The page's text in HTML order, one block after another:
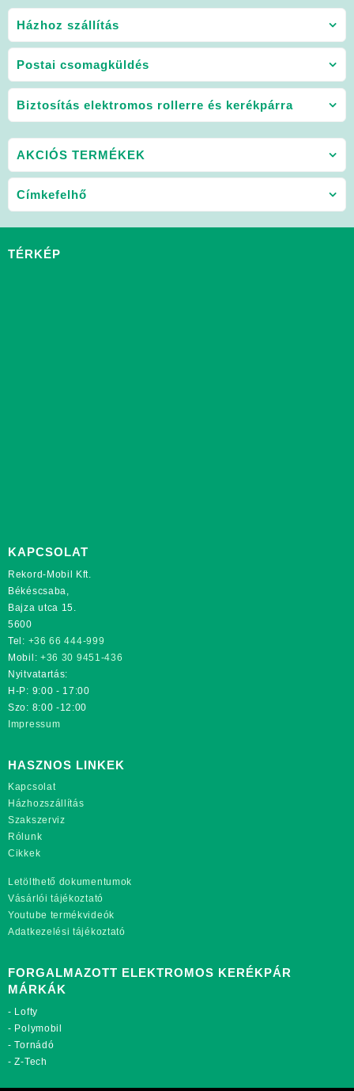
Házhoz szállítás
Postai csomagküldés
Biztosítás elektromos rollerre és kerékpárra
AKCIÓS TERMÉKEK
Címkefelhő
TÉRKÉP
KAPCSOLAT
Rekord-Mobil Kft.
Békéscsaba,
Bajza utca 15.
5600
Tel: +36 66 444-999
Mobil: +36 30 9451-436
Nyitvatartás:
H-P: 9:00 - 17:00
Szo: 8:00 -12:00
Impressum
HASZNOS LINKEK
Kapcsolat
Házhozszállítás
Szakszerviz
Rólunk
Cikkek
Letölthető dokumentumok
Vásárlói tájékoztató
Youtube termékvideók
Adatkezelési tájékoztató
FORGALMAZOTT ELEKTROMOS KERÉKPÁR
MÁRKÁK
- Lofty
- Polymobil
-Tornádó
-Z-Tech